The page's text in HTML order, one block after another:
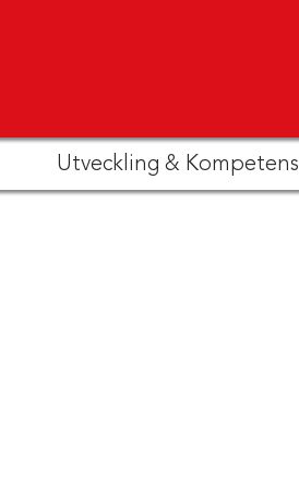
Utveckling & Kompetens